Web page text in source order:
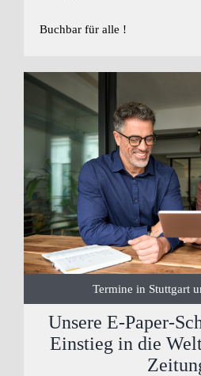
Buchbar für alle !
Termine in Stuttgart
Unsere E-Paper-
Einstieg in die